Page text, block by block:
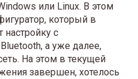
или Linux. В этом
который в
с
а уже далее,
На этом в текущей
завершен, хотелось